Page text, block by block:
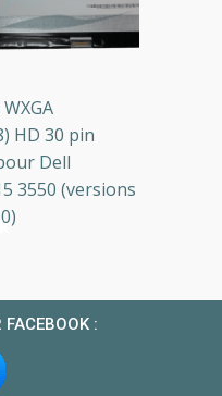
HD 30 pin
Dell
3550 (versions
: